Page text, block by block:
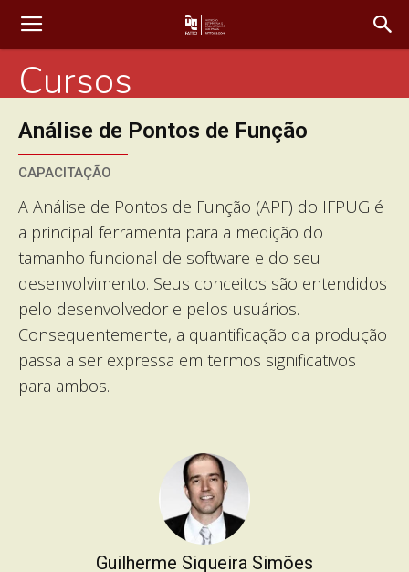
Cursos
Análise de Pontos de Função
CAPACITAÇÃO
A Análise de Pontos de Função (APF) do IFPUG é
a principal ferramenta para a medição do
tamanho funcional de software e do seu
desenvolvimento. Seus conceitos são entendidos
pelo desenvolvedor e pelos usuários.
Consequentemente, a quantificação da produção
passa a ser expressa em termos significativos
para ambos.
Guilherme Siqueira Simões